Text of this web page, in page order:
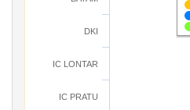
DKI
IC LONTAR
IC PRATU